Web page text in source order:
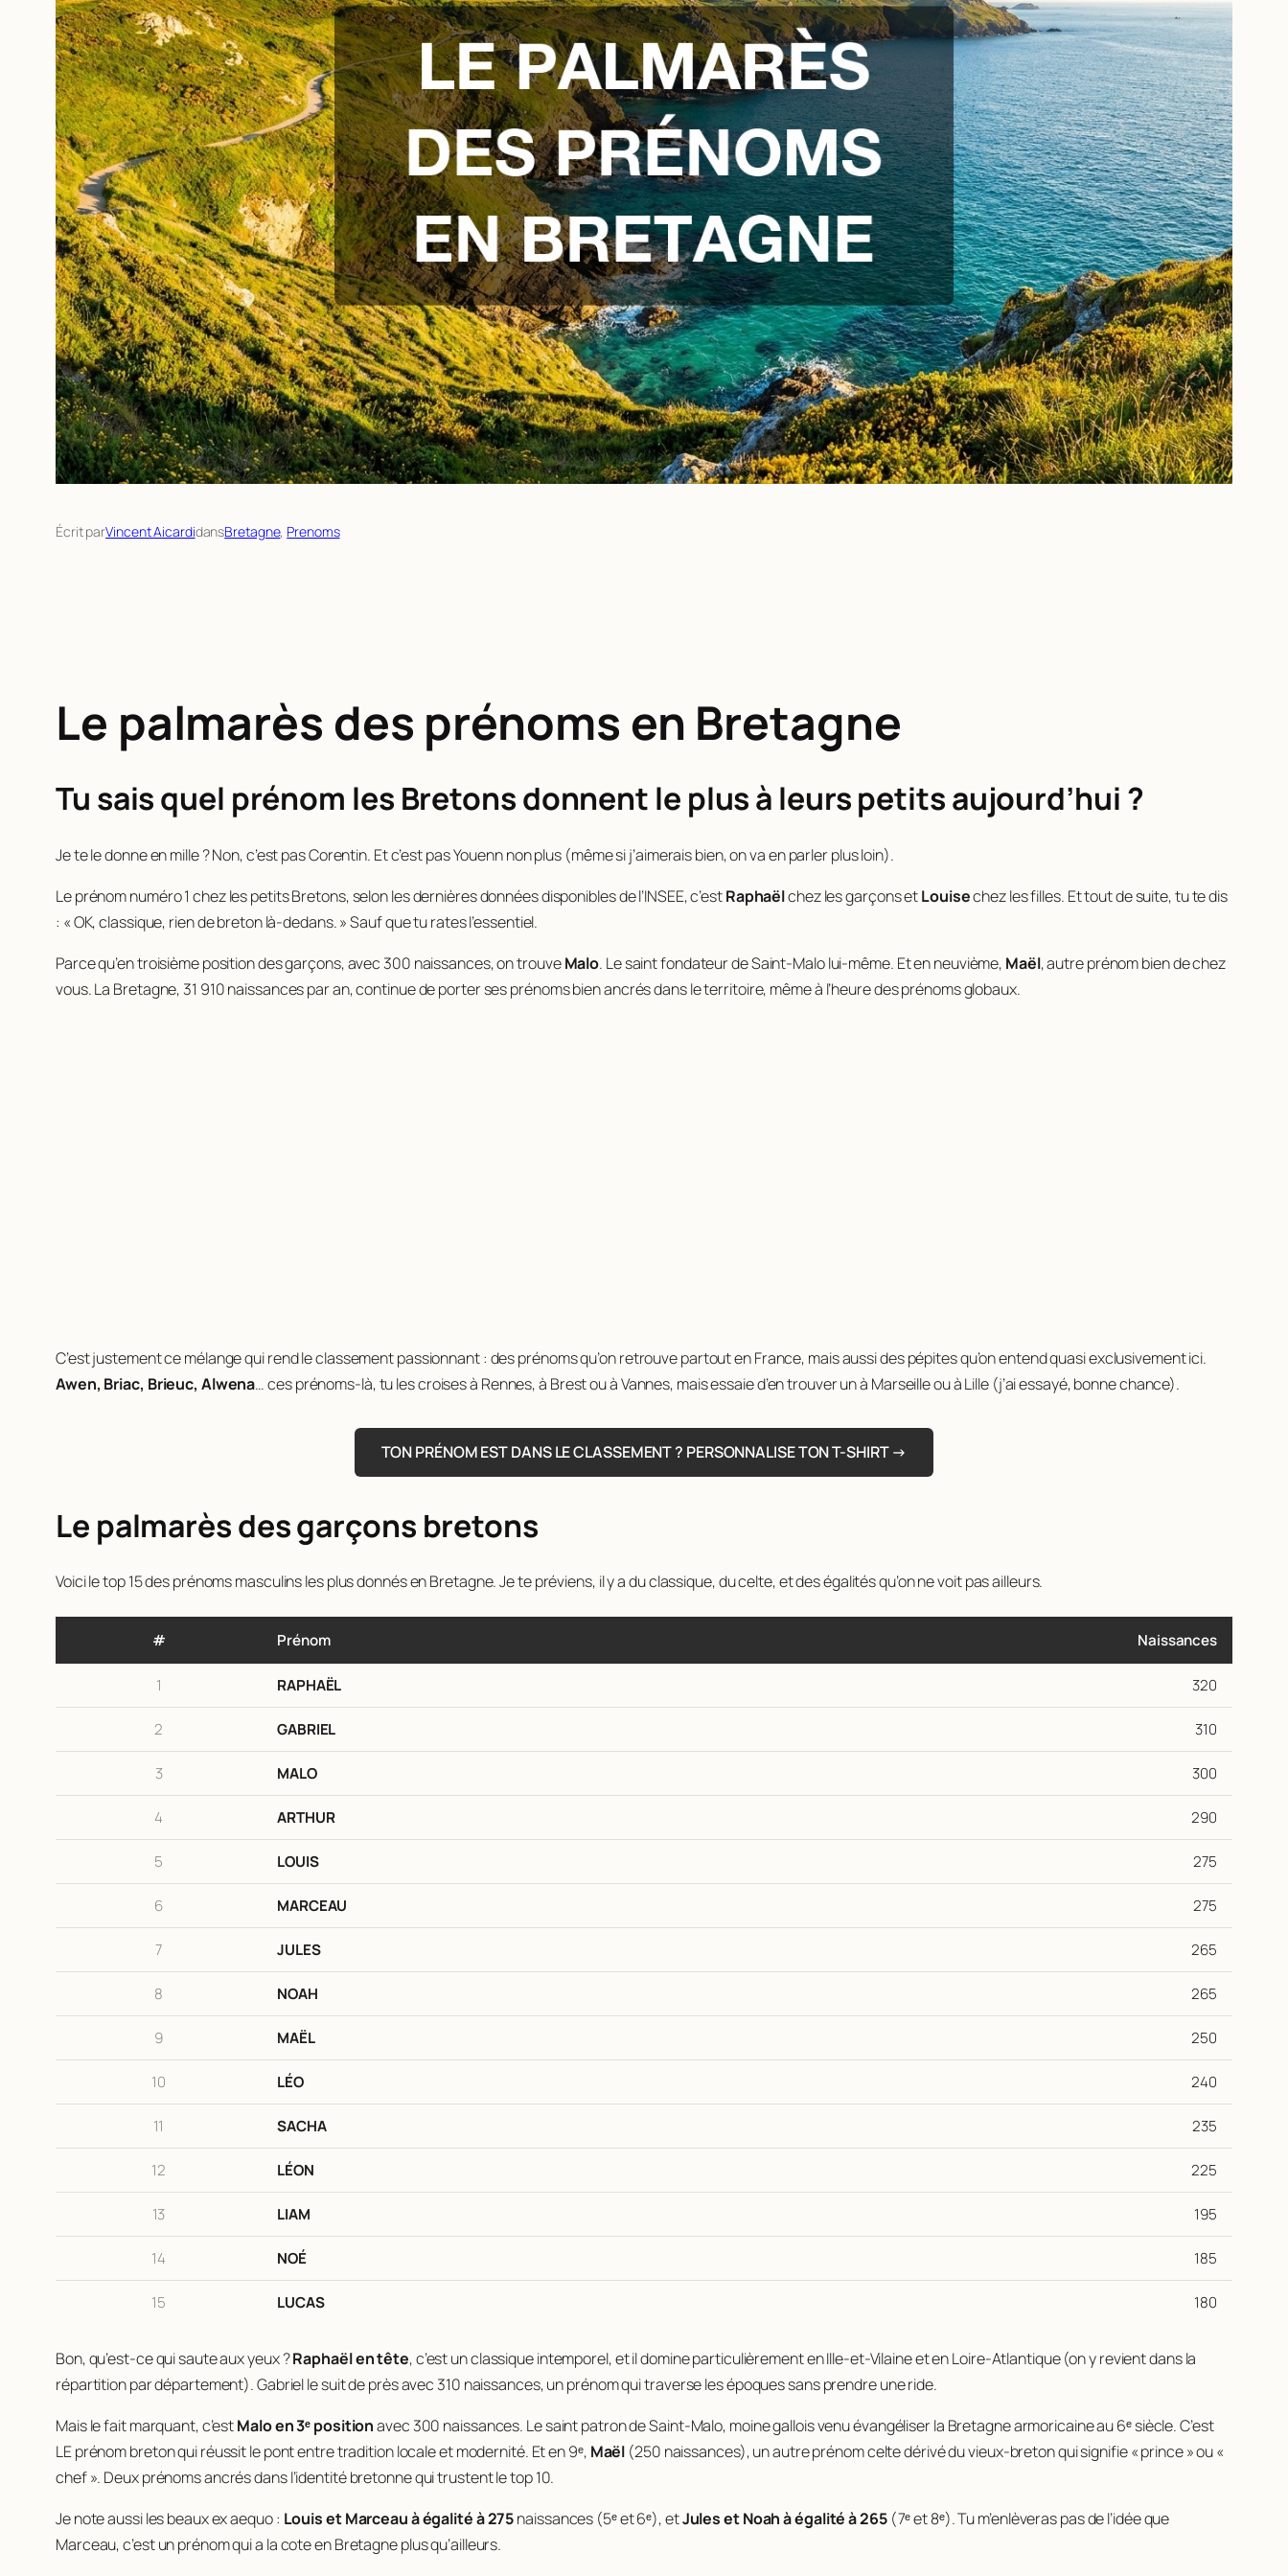
Écrit parVincent AicardidansBretagne, Prenoms
Le palmarès des prénoms en Bretagne
Tu sais quel prénom les Bretons donnent le plus à leurs petits aujourd’hui ?
Je te le donne en mille ? Non, c’est pas Corentin. Et c’est pas Youenn non plus (même si j’aimerais bien, on va en parler plus loin).
Le prénom numéro 1 chez les petits Bretons, selon les dernières données disponibles de l’INSEE, c’estRaphaëlchez les garçons etLouisechez les filles. Et tout de suite, tu te dis
: « OK, classique, rien de breton là-dedans. » Sauf que tu rates l’essentiel.
Parce qu’en troisième position des garçons, avec 300 naissances, on trouveMalo. Le saint fondateur de Saint-Malo lui-même. Et en neuvième, Maël, autre prénom bien de chez
vous. La Bretagne, 31 910 naissances par an, continue de porter ses prénoms bien ancrés dans le territoire, même à l’heure des prénoms globaux.
C’est justement ce mélange qui rend le classement passionnant : des prénoms qu’on retrouve partout en France, mais aussi des pépites qu’on entend quasi exclusivement ici.
Awen, Briac, Brieuc, Alwena… ces prénoms-là, tu les croises à Rennes, à Brest ou à Vannes, mais essaie d’en trouver un à Marseille ou à Lille (j’ai essayé, bonne chance).
TON PRÉNOM EST DANS LE CLASSEMENT ? PERSONNALISE TON T-SHIRT →
Le palmarès des garçons bretons
Voici le top 15 des prénoms masculins les plus donnés en Bretagne. Je te préviens, il y a du classique, du celte, et des égalités qu’on ne voit pas ailleurs.
# Prénom Naissances
1 RAPHAËL 320
2 GABRIEL 310
3 MALO 300
4 ARTHUR 290
5 LOUIS 275
6 MARCEAU 275
7 JULES 265
8 NOAH 265
9 MAËL 250
10 LÉO 240
11 SACHA 235
12 LÉON 225
13 LIAM 195
14 NOÉ 185
15 LUCAS 180
Bon, qu’est-ce qui saute aux yeux ?Raphaël en tête, c’est un classique intemporel, et il domine particulièrement en Ille-et-Vilaine et en Loire-Atlantique (on y revient dans la
répartition par département). Gabriel le suit de près avec 310 naissances, un prénom qui traverse les époques sans prendre une ride.
Mais le fait marquant, c’estMalo en 3ᵉ positionavec 300 naissances. Le saint patron de Saint-Malo, moine gallois venu évangéliser la Bretagne armoricaine au 6ᵉ siècle. C’est
LE prénom breton qui réussit le pont entre tradition locale et modernité. Et en 9ᵉ, Maël (250 naissances), un autre prénom celte dérivé du vieux-breton qui signifie « prince » ou «
chef ». Deux prénoms ancrés dans l’identité bretonne qui trustent le top 10.
Je note aussi les beaux ex aequo : Louis et Marceau à égalité à 275naissances (5ᵉ et 6ᵉ), etJules et Noah à égalité à 265(7ᵉ et 8ᵉ). Tu m’enlèveras pas de l’idée que
Marceau, c’est un prénom qui a la cote en Bretagne plus qu’ailleurs.